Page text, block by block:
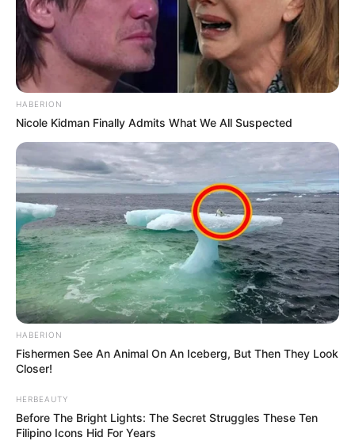
HABERION
Nicole Kidman Finally Admits What We All Suspected
HABERION
Fishermen See An Animal On An Iceberg, But Then They Look
Closer!
HERBEAUTY
Before The Bright Lights: The Secret Struggles These Ten
Filipino Icons Hid For Years